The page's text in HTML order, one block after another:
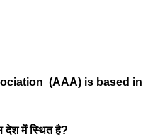
(AAA) is based in
देश में स्थित है?